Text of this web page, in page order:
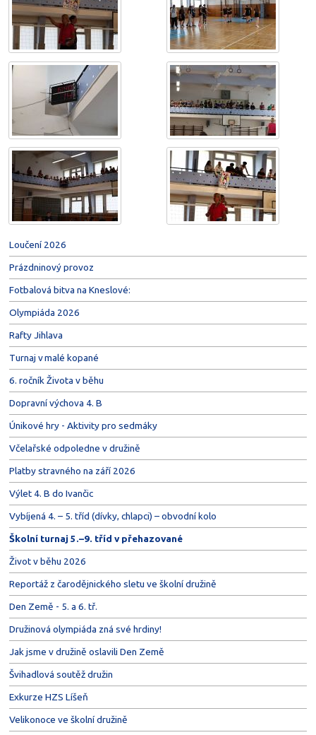
Loučení 2026
Prázdninový provoz
Fotbalová bitva na Kneslové:
Olympiáda 2026
Rafty Jihlava
Turnaj v malé kopané
6. ročník Života v běhu
Dopravní výchova 4. B
Únikové hry - Aktivity pro sedmáky
Včelařské odpoledne v družině
Platby stravného na září 2026
Výlet 4. B do Ivančic
Vybíjená 4. – 5. tříd (dívky, chlapci) – obvodní kolo
Školní turnaj 5.–9. tříd v přehazované
Život v běhu 2026
Reportáž z čarodějnického sletu ve školní družině
Den Země - 5. a 6. tř.
Družinová olympiáda zná své hrdiny!
Jak jsme v družině oslavili Den Země
Švihadlová soutěž družin
Exkurze HZS Líšeň
Velikonoce ve školní družině